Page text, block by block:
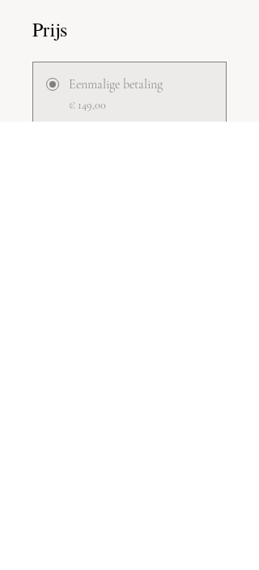
Prijs
Eenmalige betaling
€ 149,00